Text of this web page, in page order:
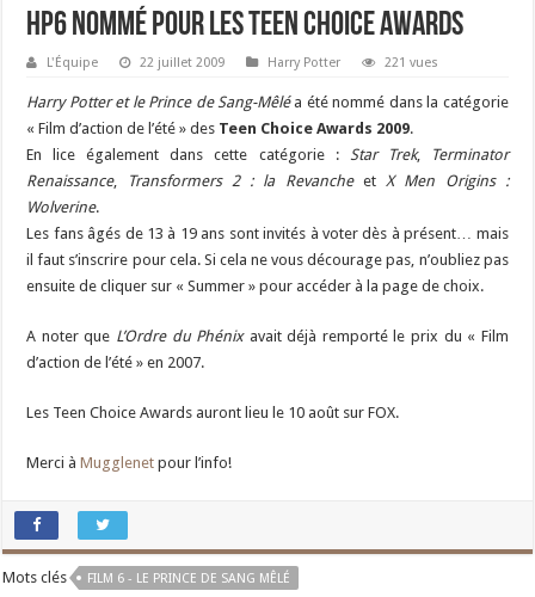
HP6 nommé pour les Teen Choice Awards
L'Équipe 22 juillet 2009 Harry Potter 221 vues
Harry Potter et le Prince de Sang-Mêléa été nommé dans la catégorie
« Film d’action de l’été » des Teen Choice Awards 2009.
En lice également dans cette catégorie : Star Trek,
Terminator
Renaissance, Transformers 2 : la RevancheetX Men Origins :
Wolverine.
Les fans âgés de 13 à 19 ans sont invités à voter dès à présent… mais
il faut s’inscrire pour cela. Si cela ne vous décourage pas, n’oubliez pas
ensuite de cliquer sur « Summer » pour accéder à la page de choix.
A noter que L’Ordre du Phénixavait déjà remporté le prix du « Film
d’action de l’été » en 2007.
Les Teen Choice Awards auront lieu le 10 août sur FOX.
Merci àMugglenet pour l’info!
Mots clés FILM 6 - LE PRINCE DE SANG MÊLÉ